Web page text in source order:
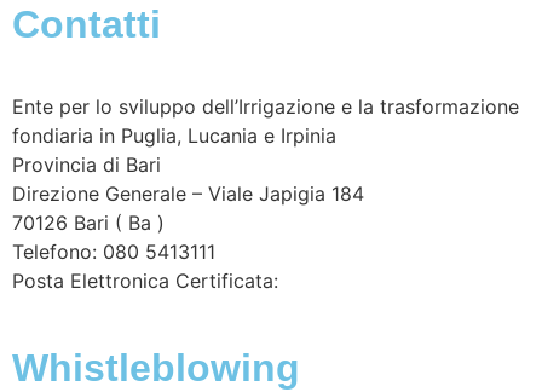
Contatti
Ente per lo sviluppo dell’Irrigazione e la trasformazione
fondiaria in Puglia, Lucania e Irpinia
Provincia di Bari
Direzione Generale – Viale Japigia 184
70126 Bari ( Ba )
Telefono: 080 5413111
Posta Elettronica Certificata:
Whistleblowing